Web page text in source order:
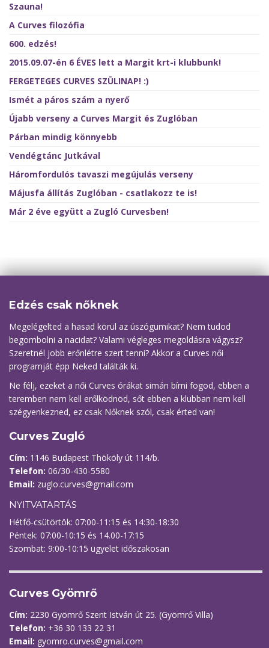
Szauna!
A Curves filozófia
600. edzés!
2015.09.07-én 6 ÉVES lett a Margit krt-i klubbunk!
FERGETEGES CURVES SZÜLINAP! :)
Ismét a páros szám a nyerő
Újabb verseny a Curves Margit és Zuglóban
Párban mindig könnyebb
Vendégtánc Jutkával
Háromfordulós tavaszi megújulás verseny
Májusfa állítás Zuglóban - csatlakozz te is!
Már 2 éve együtt a Zugló Curvesben!
Edzés csak nőknek
Megelégelted a hasad körül az úszógumikat? Nem tudod
begombolni a nacidat? Valami végleges megoldásra vágysz?
Szeretnél jobb erőnlétre szert tenni? Akkor a Curves női
programját épp Neked találták ki.
Ne félj, ezeket a női Curves órákat simán bírni fogod, ebben a
teremben nem kell erőlködnöd, sőt ebben a klubban nem kell
szégyenkezned, ez csak Nőknek szól, csak érted van!
Curves Zugló
Cím: 1146 Budapest Thököly út 114/b.
Telefon: 06/30-430-5580
Email: zuglo.curves@gmail.com
NYITVATARTÁS
Hétfő-csütörtök: 07:00-11:15 és 14:30-18:30
Péntek: 07:00-10:15 és 14.00-17:15
Szombat: 9:00-10:15 ügyelet időszakosan
Curves Gyömrő
Cím: 2230 Gyömrő Szent István út 25. (Gyömrő Villa)
Telefon: +36 30 133 22 31
Email: gyomro.curves@gmail.com